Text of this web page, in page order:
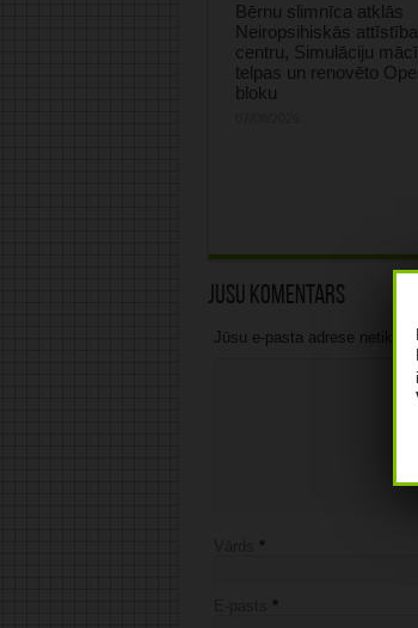
Bērnu slimnīca atklās
Neiropsihiskās
centru, Simulāciju
telpas un renovēto
bloku
Jūsu komentārs
Jūsu e-pasta adrese netiks
*
*